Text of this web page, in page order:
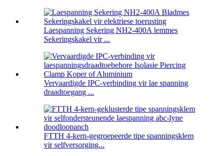
Laespanning Sekering NH2-400A lemmes
Sekeringskakel vir ...
Vervaardigde IPC-verbinding vir lae spanning
draadtoegang ...
FTTH 4-kern-gegroepeerde tipe spanningsklem
vir selfversorging...